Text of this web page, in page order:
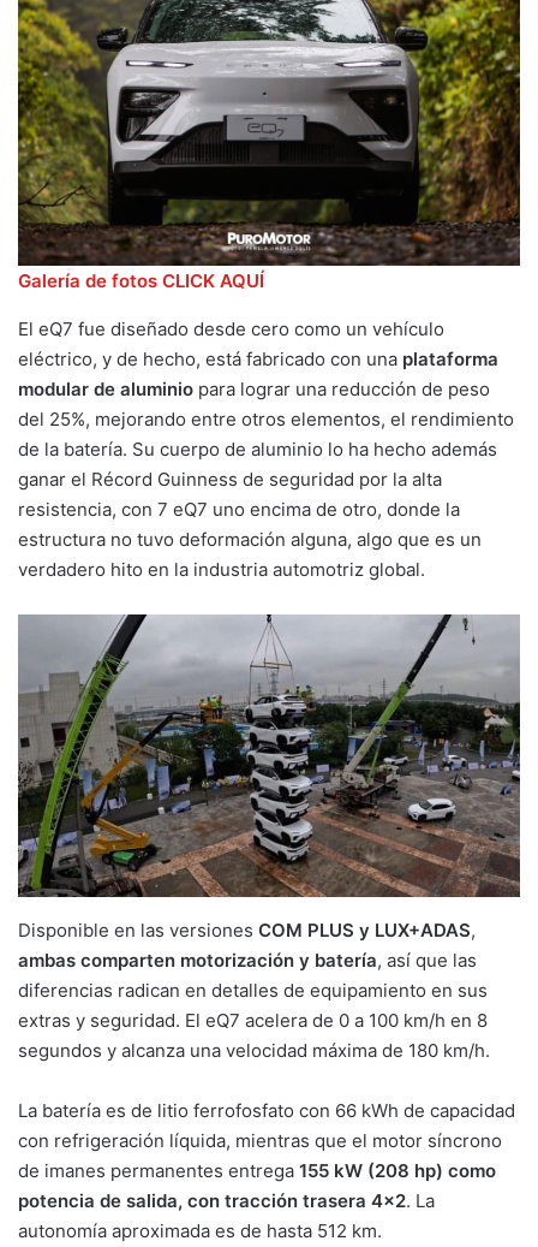
Galería de fotos CLICK AQUÍ
El eQ7 fue diseñado desde cero como un vehículo
eléctrico, y de hecho, está fabricado con una plataforma
modular de aluminio para lograr una reducción de peso
del 25%, mejorando entre otros elementos, el rendimiento
de la batería. Su cuerpo de aluminio lo ha hecho además
ganar el Récord Guinness de seguridad por la alta
resistencia, con 7 eQ7 uno encima de otro, donde la
estructura no tuvo deformación alguna, algo que es un
verdadero hito en la industria automotriz global.
Disponible en las versiones COM PLUS y LUX+ADAS,
ambas comparten motorización y batería, así que las
diferencias radican en detalles de equipamiento en sus
extras y seguridad. El eQ7 acelera de 0 a 100 km/h en 8
segundos y alcanza una velocidad máxima de 180 km/h.
La batería es de litio ferrofosfato con 66 kWh de capacidad
con refrigeración líquida, mientras que el motor síncrono
de imanes permanentes entrega 155 kW (208 hp) como
potencia de salida, con tracción trasera 4×2. La
autonomía aproximada es de hasta 512 km.